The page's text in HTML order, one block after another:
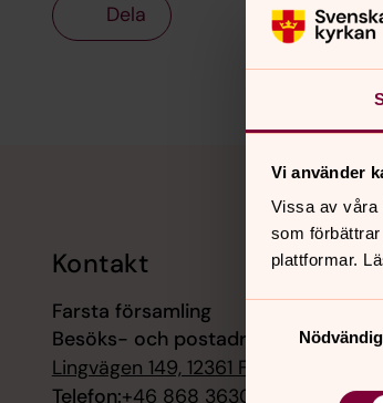
Vi använder
Vissa av våra
som
plattformar.
Dela
Kontakt
Farsta församling
Besöks- och postadress:
Lingvägen 149, 12361 Farsta
Telefon:+46 868 36300